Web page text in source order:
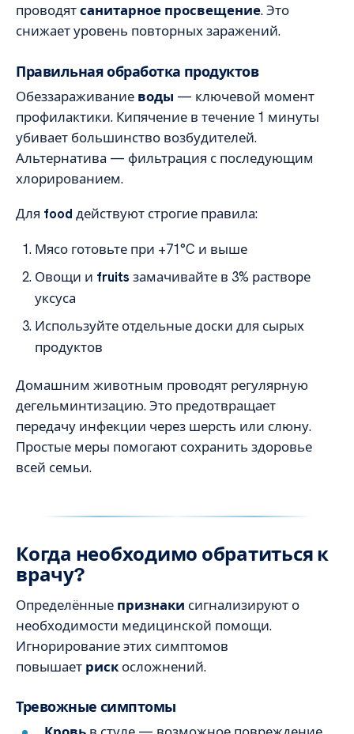
проводятсанитарное просвещение. Это
снижает уровень повторных заражений.
Правильная обработка продуктов
Обеззараживание воды — ключевой момент
профилактики. Кипячение в течение 1 минуты
убивает большинство возбудителей.
Альтернатива — фильтрация с последующим
хлорированием.
Для food действуют строгие правила:
Мясо готовьте при +71°C и выше
Овощи и fruits замачивайте в 3% растворе
уксуса
Используйте отдельные доски для сырых
продуктов
Домашним животным проводят регулярную
дегельминтизацию. Это предотвращает
передачу инфекции через шерсть или слюну.
Простые меры помогают сохранить здоровье
всей семьи.
Когда необходимо обратиться к
врачу?
Определённые признаки сигнализируют о
необходимости медицинской помощи.
Игнорирование этих симптомов
повышает риск осложнений.
Тревожные симптомы